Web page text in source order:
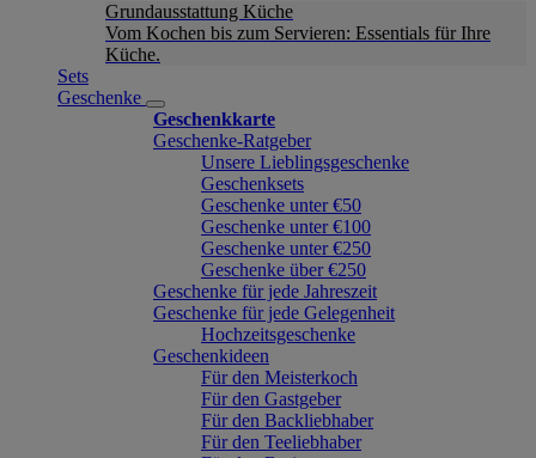
Grundausstattung Küche
Vom Kochen bis zum Servieren: Essentials für Ihre
Küche.
Sets
Geschenke
Geschenkkarte
Geschenke-Ratgeber
Unsere Lieblingsgeschenke
Geschenksets
Geschenke unter €50
Geschenke unter €100
Geschenke unter €250
Geschenke über €250
Geschenke für jede Jahreszeit
Geschenke für jede Gelegenheit
Hochzeitsgeschenke
Geschenkideen
Für den Meisterkoch
Für den Gastgeber
Für den Backliebhaber
Für den Teeliebhaber